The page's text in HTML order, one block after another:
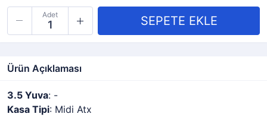
Adet
Ürün Açıklaması
3.5 Yuva: -
Kasa Tipi: Midi Atx